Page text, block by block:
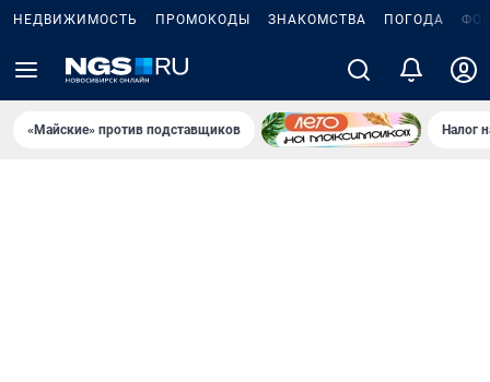
НЕДВИЖИМОСТЬ ПРОМОКОДЫ ЗНАКОМСТВА ПОГОДА
«Майские» против подставщиков Налог